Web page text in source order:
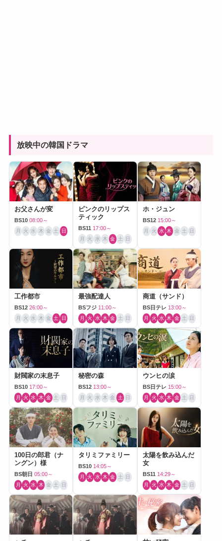
放映中の韓国ドラマ
お父さんが変
BS10 08:00～
月 火 水 木 金 土 日
ピンクのリップス
ティック
BS11 17:00～
月 火 水 木 金 土 日
ホ・ジュン
BS12 15:00～
月 火 水 木 金 土 日
工作都市
BS12 26:00～
月 火 水 木 金 土 日
最強配達人
BSフジ 11:00～
月 火 水 木 金 土 日
商道（サンド）
BS日テレ 13:00～
月 火 水 木 金 土 日
財閥家の末息子
BS10 17:00～
月 火 水 木 金 土 日
秘密の森
BS12 13:00～
月 火 水 木 金 土 日
ウンヒの涙
BS日テレ 15:00～
月 火 水 木 金 土 日
100日の郎君（ナ
ングン）様
BS朝日 05:00～
月 火 水 木 金 土 日
タリミファミリー
BS10 14:05～
月 火 水 木 金 土 日
太陽を飲み込んだ
女
BS11 14:29～
月 火 水 木 金 土 日